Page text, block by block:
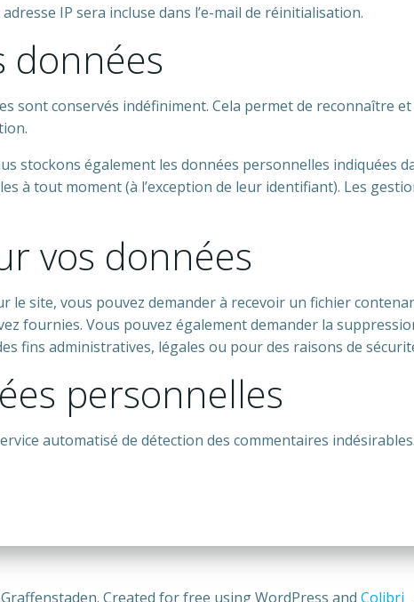
IP sera incluse dans l’e-mail de réinitialisation.
données
sont conservés indéfiniment. Cela permet de reconnaître
stockons également les données personnelles indiquées
à tout moment (à l’exception de leur identifiant). Les
vos données
le site, vous pouvez demander à recevoir un fichier
fournies. Vous pouvez également demander la
fins administratives, légales ou pour des raisons de
personnelles
automatisé de détection des commentaires indésirables.
Created for free using WordPress and Colibri